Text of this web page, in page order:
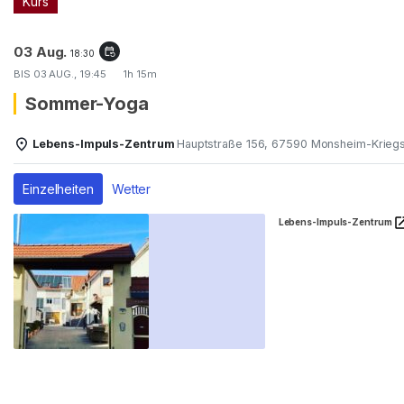
03 Aug.18:30 event_repeat
BIS 03 AUG., 19:45 1h 15m
Sommer-Yoga
Lebens-Impuls-Zentrum Hauptstraße 156, 67590 Monsheim-
Einzelheiten Wetter
Lebens-Impuls-Zentrum